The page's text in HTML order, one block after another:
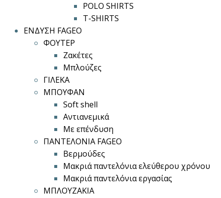
POLO SHIRTS
T-SHIRTS
ΕΝΔΥΣΗ FAGEO
ΦΟΥΤΕΡ
Ζακέτες
Μπλούζες
ΓΙΛΕΚΑ
ΜΠΟΥΦΑΝ
Soft shell
Αντιανεμικά
Με επένδυση
ΠΑΝΤΕΛΟΝΙΑ FAGEO
Βερμούδες
Μακριά παντελόνια ελεύθερου χρόνου
Μακριά παντελόνια εργασίας
ΜΠΛΟΥΖΑΚΙΑ